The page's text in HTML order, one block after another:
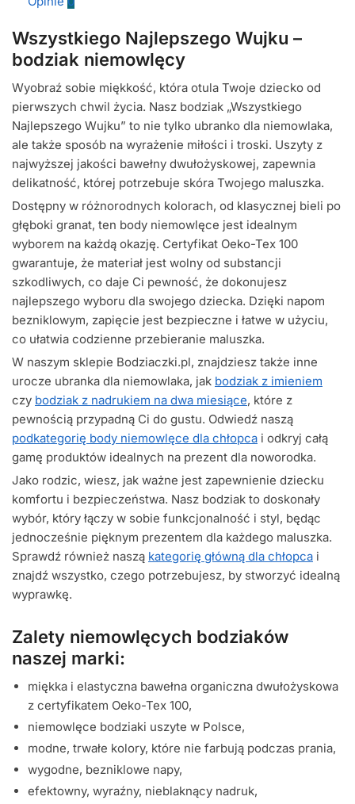
Wszystkiego Najlepszego Wujku –
bodziak niemowlęcy
Wyobraź sobie miękkość, która otula Twoje dziecko od
pierwszych chwil życia. Nasz bodziak „Wszystkiego
Najlepszego Wujku” to nie tylko ubranko dla niemowlaka,
ale także sposób na wyrażenie miłości i troski. Uszyty z
najwyższej jakości bawełny dwułożyskowej, zapewnia
delikatność, której potrzebuje skóra Twojego maluszka.
Dostępny w różnorodnych kolorach, od klasycznej bieli po
głęboki granat, ten body niemowlęce jest idealnym
wyborem na każdą okazję. Certyfikat Oeko-Tex 100
gwarantuje, że materiał jest wolny od substancji
szkodliwych, co daje Ci pewność, że dokonujesz
najlepszego wyboru dla swojego dziecka. Dzięki napom
bezniklowym, zapięcie jest bezpieczne i łatwe w użyciu,
co ułatwia codzienne przebieranie maluszka.
W naszym sklepie Bodziaczki.pl, znajdziesz także inne
urocze ubranka dla niemowlaka, jak bodziak z imieniem
czy bodziak z nadrukiem na dwa miesiące, które z
pewnością przypadną Ci do gustu. Odwiedź naszą
podkategorię body niemowlęce dla chłopca i odkryj całą
gamę produktów idealnych na prezent dla noworodka.
Jako rodzic, wiesz, jak ważne jest zapewnienie dziecku
komfortu i bezpieczeństwa. Nasz bodziak to doskonały
wybór, który łączy w sobie funkcjonalność i styl, będąc
jednocześnie pięknym prezentem dla każdego maluszka.
Sprawdź również naszą kategorię główną dla chłopca i
znajdź wszystko, czego potrzebujesz, by stworzyć idealną
wyprawkę.
Zalety niemowlęcych bodziaków
naszej marki:
miękka i elastyczna bawełna organiczna dwułożyskowa
z certyfikatem Oeko-Tex 100,
niemowlęce bodziaki uszyte w Polsce,
modne, trwałe kolory, które nie farbują podczas prania,
wygodne, bezniklowe napy,
efektowny, wyraźny, nieblaknący nadruk,